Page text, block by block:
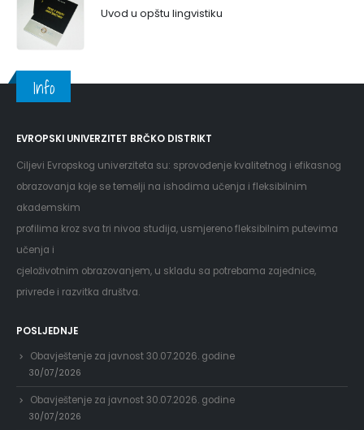
Uvod u opštu lingvistiku
Info
EVROPSKI UNIVERZITET BRČKO DISTRIKT
Ciljevi Evropskog univerziteta su: sprovođenje kvalitetnog i efikasnog
obrazovanja koje se temelji na ishodima učenja i fleksibilnim
akademskim
profilima kroz sva tri nivoa studija, usmjereno fleksibilnim putevima
učenja i
cjeloživotnim obrazovanjem, u skladu sa potrebama zajednice,
privrede i razvitka društva.
POSLJEDNJE
Obavještenje za javnost 30.07.2026. godine
30/07/2026
Obavještenje za javnost 30.07.2026. godine
30/07/2026